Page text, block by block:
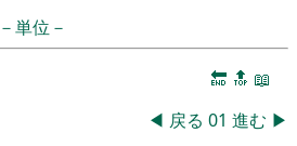
単位－
🔚 🔝 📖
◀ 戻る 01 進む ▶